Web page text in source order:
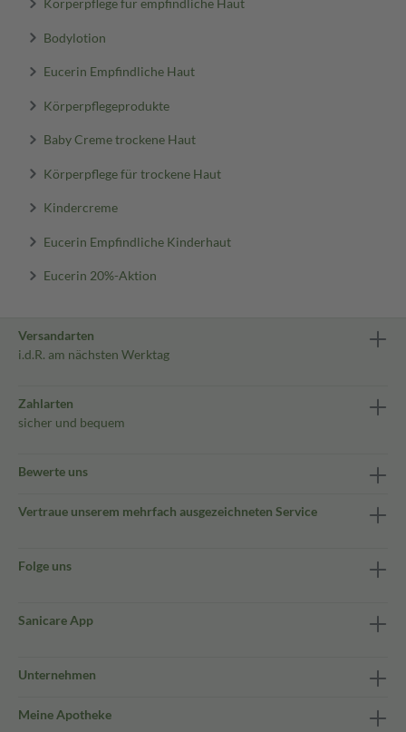
Bodylotion
Eucerin Empfindliche Haut
Körperpflegeprodukte
Baby Creme trockene Haut
Körperpflege für trockene Haut
Kindercreme
Eucerin Empfindliche Kinderhaut
Eucerin 20%-Aktion
Versandarten
i.d.R. am nächsten Werktag
Zahlarten
sicher und bequem
Bewerte uns
Vertraue unserem mehrfach ausgezeichneten Service
Folge uns
Sanicare App
Unternehmen
Meine Apotheke